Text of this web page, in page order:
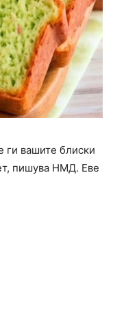
ги вашите блиски
пишува НМД. Еве